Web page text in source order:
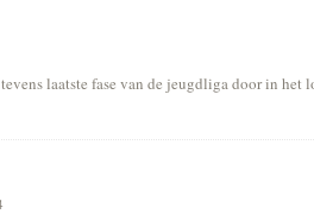
laatste fase van de jeugdliga door in het